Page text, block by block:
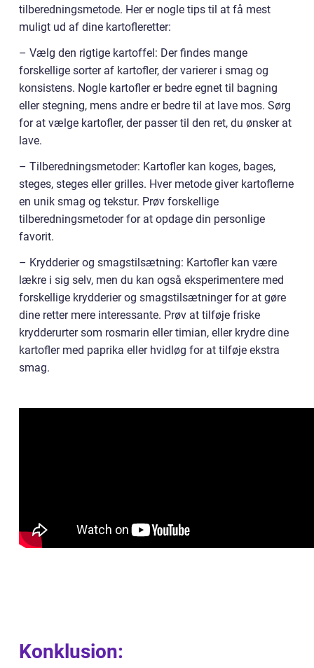
tilberedningsmetode. Her er nogle tips til at få mest
muligt ud af dine kartofleretter:
– Vælg den rigtige kartoffel: Der findes mange
forskellige sorter af kartofler, der varierer i smag og
konsistens. Nogle kartofler er bedre egnet til bagning
eller stegning, mens andre er bedre til at lave mos. Sørg
for at vælge kartofler, der passer til den ret, du ønsker at
lave.
– Tilberedningsmetoder: Kartofler kan koges, bages,
steges, steges eller grilles. Hver metode giver kartoflerne
en unik smag og tekstur. Prøv forskellige
tilberedningsmetoder for at opdage din personlige
favorit.
– Krydderier og smagstilsætning: Kartofler kan være
lækre i sig selv, men du kan også eksperimentere med
forskellige krydderier og smagstilsætninger for at gøre
dine retter mere interessante. Prøv at tilføje friske
krydderurter som rosmarin eller timian, eller krydre dine
kartofler med paprika eller hvidløg for at tilføje ekstra
smag.
Konklusion: